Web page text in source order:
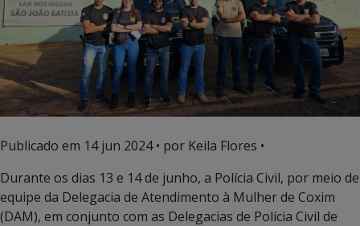
Publicado em 14 jun 2024• por Keila Flores •
Durante os dias 13 e 14 de junho, a Polícia Civil, por meio de
equipe da Delegacia de Atendimento à Mulher de Coxim
(DAM), em conjunto com as Delegacias de Polícia Civil de